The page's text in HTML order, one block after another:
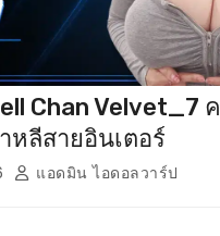
Chan Velvet_7
หลีสายอินเตอร์
แอดมิน ไอดอลวาร์ป